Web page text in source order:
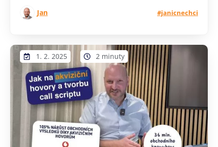
Jan #janicnechci
1. 2. 2025 2 minuty